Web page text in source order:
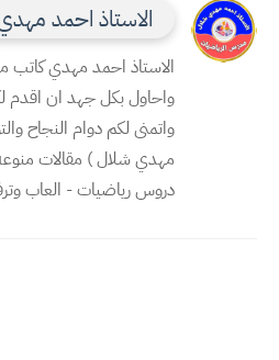
الاستاذ احمد
الاستاذ احمد مهدي كاتب
واحاول بكل جهد ان اقدم
واتمنى لكم دوام النجاح
مهدي شلال ) مقالات
دروس رياضيات - العاب